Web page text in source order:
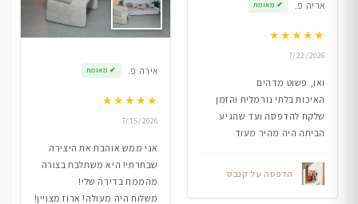
אריה פ. ✔ מאומת
★★★★★
7/22/2026
ואו, פשוט מדהים
האיכות בלתי נורמלית והזמן
שלקח להדפסה ועד שהגיע
הביתה היה מהיר מעוד
הדפסה על קנבס
אירה פ. ✔ מאומת
★★★★★
7/15/2026
אני ממש אוהבת את היצירה
שבחרתי! היא משתלבת בצורה
מהממת בדירה שלי!
משלוח היה מעולה! ארוז מצויין!